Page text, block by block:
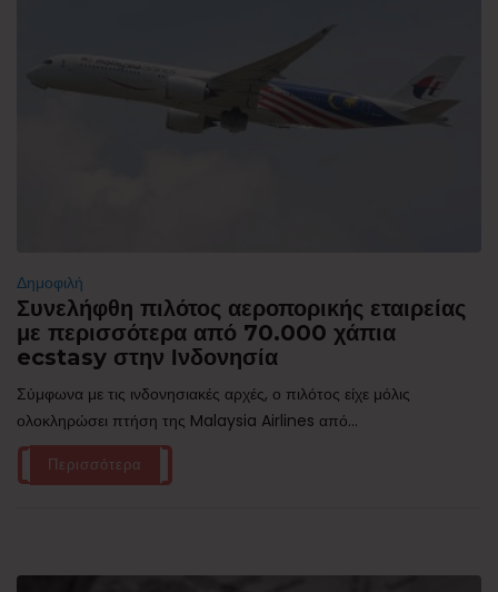
Δημοφιλή
Συνελήφθη πιλότος αεροπορικής εταιρείας
με περισσότερα από 70.000 χάπια
ecstasy στην Ινδονησία
Σύμφωνα με τις ινδονησιακές αρχές, ο πιλότος είχε μόλις
ολοκληρώσει πτήση της Malaysia Airlines από...
Περισσότερα